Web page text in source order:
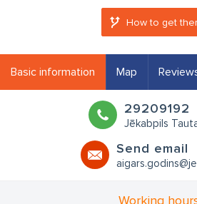
How to get
Basic information Map
29209192
Jēkabpils
Send email
Working